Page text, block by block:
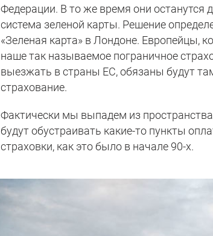
Федерации. В то же время они останутся
система зеленой карты. Решение
«Зеленая карта» в Лондоне. Европейцы,
наше так называемое пограничное
выезжать в страны ЕС, обязаны будут
страхование.
Фактически мы выпадем из
будут обустраивать какие-то пункты
страховки, как это было в начале 90-х.